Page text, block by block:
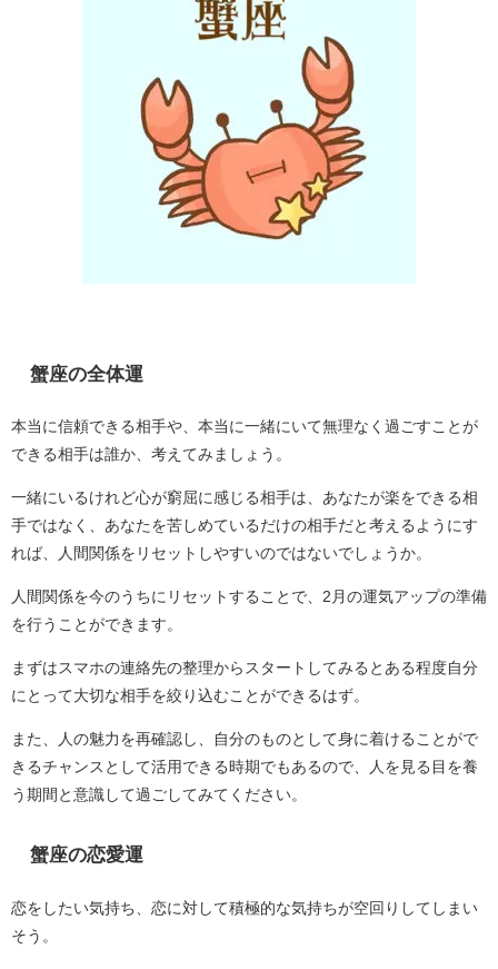
蟹座の全体運
本当に信頼できる相手や、本当に一緒にいて無理なく過ごすことが
できる相手は誰か、考えてみましょう。
一緒にいるけれど心が窮屈に感じる相手は、あなたが楽をできる相
手ではなく、あなたを苦しめているだけの相手だと考えるようにす
れば、人間関係をリセットしやすいのではないでしょうか。
人間関係を今のうちにリセットすることで、2月の運気アップの準備
を行うことができます。
まずはスマホの連絡先の整理からスタートしてみるとある程度自分
にとって大切な相手を絞り込むことができるはず。
また、人の魅力を再確認し、自分のものとして身に着けることがで
きるチャンスとして活用できる時期でもあるので、人を見る目を養
う期間と意識して過ごしてみてください。
蟹座の恋愛運
恋をしたい気持ち、恋に対して積極的な気持ちが空回りしてしまい
そう。